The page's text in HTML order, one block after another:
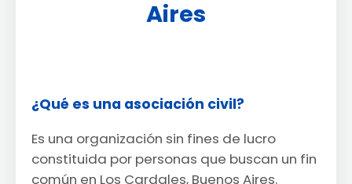
Aires
¿Qué es una asociación civil?
Es una organización sin fines de lucro
constituida por personas que buscan un fin
común en Los Cardales, Buenos Aires.